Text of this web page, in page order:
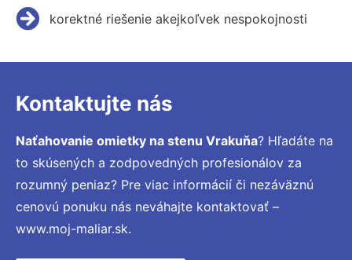
korektné riešenie akejkoľvek nespokojnosti
Kontaktujte nás
Naťahovanie omietky na stenu Vrakuňa? Hľadáte na
to skúsených a zodpovedných profesionálov za
rozumný peniaz? Pre viac informácií či nezáväznú
cenovú ponuku nás neváhajte kontaktovať –
www.moj-maliar.sk.